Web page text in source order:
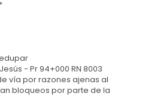
*
- Pr 94+000 RN 8003
vía por razones ajenas al
bloqueos por parte de la